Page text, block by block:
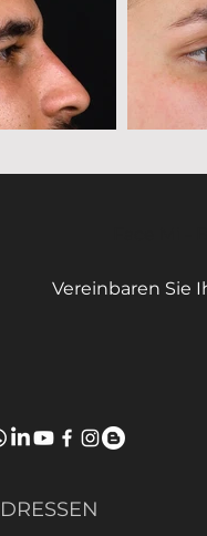
Vereinbaren Sie